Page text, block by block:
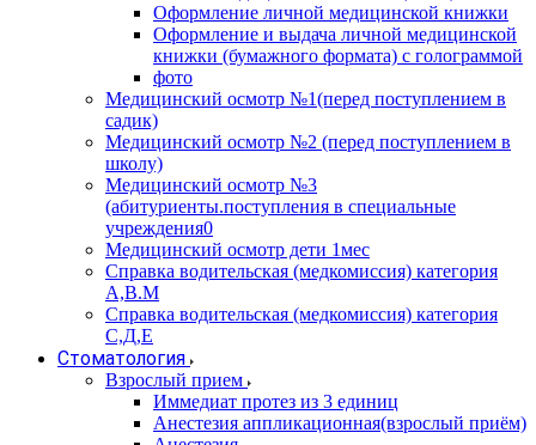
Оформление личной медицинской книжки
Оформление и выдача личной медицинской
книжки (бумажного формата) с голограммой
фото
Медицинский осмотр №1(перед поступлением в
садик)
Медицинский осмотр №2 (перед поступлением в
школу)
Медицинский осмотр №3
(абитуриенты.поступления в специальные
учреждения0
Медицинский осмотр дети 1мес
Справка водительская (медкомиссия) категория
А,В.М
Справка водительская (медкомиссия) категория
С,Д,Е
Стоматология
Взрослый прием
Иммедиат протез из 3 единиц
Анестезия аппликационная(взрослый приём)